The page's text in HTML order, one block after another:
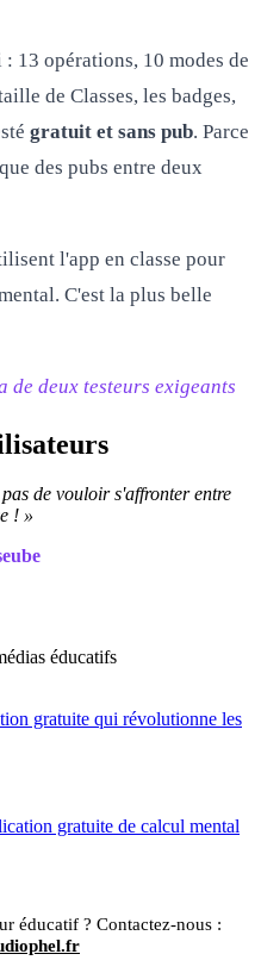
13 opérations, 10 modes de
de Classes, les badges,
gratuit et sans pub. Parce
des pubs entre deux
l'app en classe pour
C'est la plus belle
deux testeurs exigeants
de vouloir s'affronter entre
! »
éducatifs
gratuite qui révolutionne les
gratuite de calcul mental
éducatif ? Contactez-nous :